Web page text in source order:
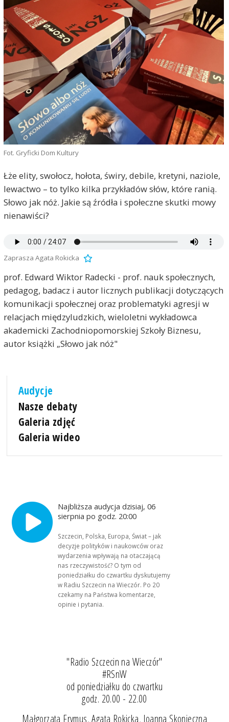
Fot. Gryficki Dom Kultury
Łże elity, swołocz, hołota, świry, debile, kretyni, naziole,
lewactwo – to tylko kilka przykładów słów, które ranią.
Słowo jak nóż. Jakie są źródła i społeczne skutki mowy
nienawiści?
Zaprasza Agata Rokicka
prof. Edward Wiktor Radecki - prof. nauk społecznych,
pedagog, badacz i autor licznych publikacji dotyczących
komunikacji społecznej oraz problematyki agresji w
relacjach międzyludzkich, wieloletni wykładowca
akademicki Zachodniopomorskiej Szkoły Biznesu,
autor książki „Słowo jak nóż"
Audycje
Nasze debaty
Galeria zdjęć
Galeria wideo
Najbliższa audycja dzisiaj, 06
sierpnia po godz. 20:00
Szczecin, Polska, Europa, Świat – jak
decyzje polityków i naukowców oraz
wydarzenia wpływają na otaczającą
nas rzeczywistość? O tym od
poniedziałku do czwartku dyskutujemy
w Radiu Szczecin na Wieczór. Po 20
czekamy na Państwa komentarze,
opinie i pytania.
"Radio Szczecin na Wieczór"
#RSnW
od poniedziałku do czwartku
godz. 20.00 - 22.00
Małgorzata Frymus, Agata Rokicka, Joanna Skonieczna